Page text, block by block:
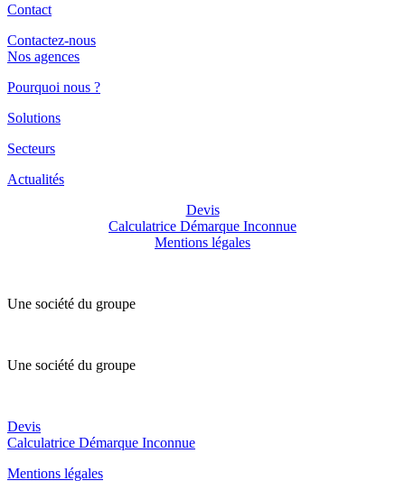
Contact
Contactez-nous
Nos agences
Pourquoi nous ?
Solutions
Secteurs
Actualités
Devis
Calculatrice Démarque Inconnue
Mentions légales
Une société du groupe
Une société du groupe
Devis
Calculatrice Démarque Inconnue
Mentions légales